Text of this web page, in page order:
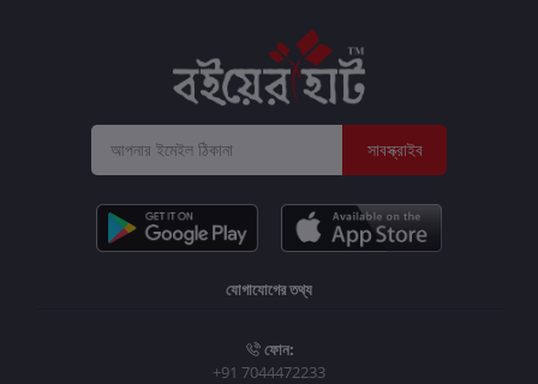
সাবস্ক্রাইব
যোগাযোগের তথ্য
ফোন:
+91 7044472233